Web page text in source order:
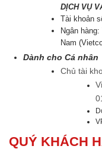
DỊCH VỤ
Tài khoản
Ngân
Nam
Dành cho Cá nhân
Chủ tài
QUÝ KHÁCH